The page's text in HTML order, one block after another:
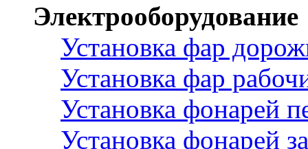
Электрооборудование
Установка фар
Установка фар
Установка фонарей
Установка фонарей